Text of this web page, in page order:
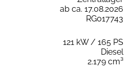
ab ca. 17.08.2026
RG017743
121 kW / 165 PS
Diesel
2.179 cm³